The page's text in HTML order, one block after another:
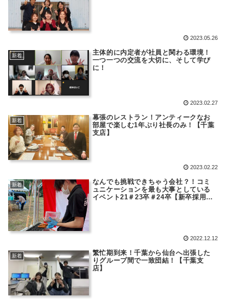
2023.05.26
新着
主体的に内定者が社員と関わる環境！
一つ一つの交流を大切に、そして学び
に！
2023.02.27
新着
幕張のレストラン！アンティークなお
部屋で楽しむ1年ぶり社長のみ！【千葉
支店】
2023.02.22
新着
なんでも挑戦できちゃう会社？！コミ
ュニケーションを最も大事としている
イベント21＃23卒＃24卒【新卒採用・
2022.12.12
新着
繁忙期到来！千葉から仙台へ出張した
りグループ間で一致団結！【千葉支
店】